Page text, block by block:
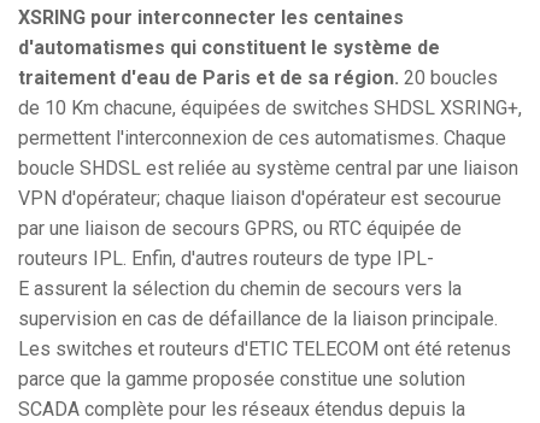
XSRING pour interconnecter les centaines
d'automatismes qui constituent le système de
traitement d'eau de Paris et de sa région. 20 boucles
de 10 Km chacune, équipées de switches SHDSL XSRING+,
permettent l'interconnexion de ces automatismes. Chaque
boucle SHDSL est reliée au système central par une liaison
VPN d'opérateur; chaque liaison d'opérateur est secourue
par une liaison de secours GPRS, ou RTC équipée de
routeurs IPL. Enfin, d'autres routeurs de type IPL-
E assurent la sélection du chemin de secours vers la
supervision en cas de défaillance de la liaison principale.
Les switches et routeurs d'ETIC TELECOM ont été retenus
parce que la gamme proposée constitue une solution
SCADA complète pour les réseaux étendus depuis la